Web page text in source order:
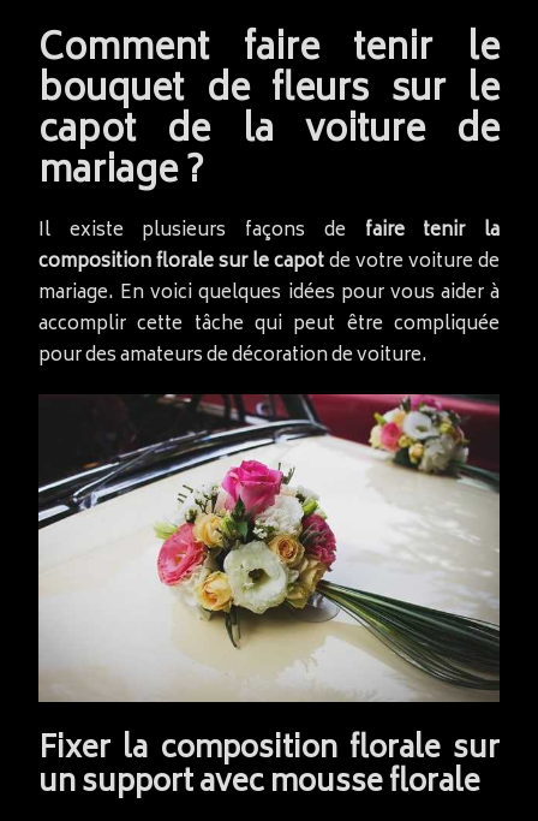
Comment faire tenir le
bouquet de fleurs sur le
capot de la voiture de
mariage ?
Il existe plusieurs façons de faire tenir la
composition florale sur le capotde votre voiture de
mariage. En voici quelques idées pour vous aider à
accomplir cette tâche qui peut être compliquée
pour des amateurs de décoration de voiture.
Fixer la composition florale sur
un support avec mousse florale